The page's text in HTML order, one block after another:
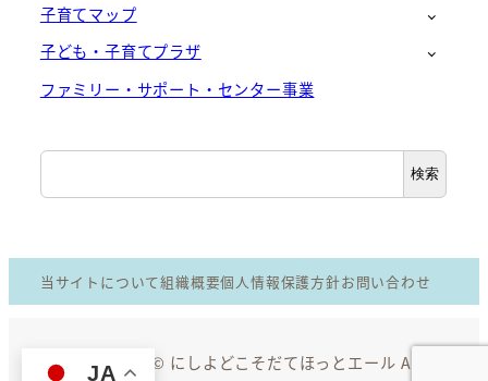
子育てマップ
子ども・子育てプラザ
ファミリー・サポート・センター事業
検
索
検索
当サイトについて組織概要個人情報保護方針お問い合わせ
Copyright © にしよどこそだてほっとエール All
JA